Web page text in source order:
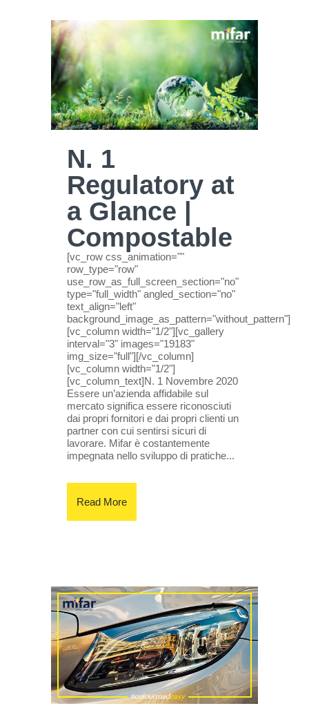
N. 1
Regulatory at
a Glance |
Compostable
[vc_row css_animation=""
row_type="row"
use_row_as_full_screen_section="no"
type="full_width" angled_section="no"
text_align="left"
background_image_as_pattern="without_pattern"]
[vc_column width="1/2"][vc_gallery
interval="3" images="19183"
img_size="full"][/vc_column]
[vc_column width="1/2"]
[vc_column_text]N. 1 Novembre 2020
Essere un’azienda affidabile sul
mercato significa essere riconosciuti
dai propri fornitori e dai propri clienti un
partner con cui sentirsi sicuri di
lavorare. Mifar è costantemente
impegnata nello sviluppo di pratiche...
Read More